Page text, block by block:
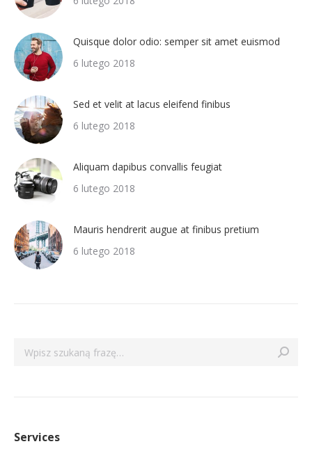
Quisque dolor odio: semper sit amet euismod
6 lutego 2018
Sed et velit at lacus eleifend finibus
6 lutego 2018
Aliquam dapibus convallis feugiat
6 lutego 2018
Mauris hendrerit augue at finibus pretium
6 lutego 2018
Szukaj:
Services